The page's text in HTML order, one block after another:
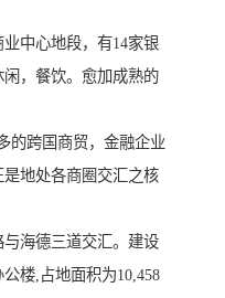
中心地段，有14家银
，餐饮。愈加成熟的
的跨国商贸，金融企业
地处各商圈交汇之核
海德三道交汇。建设
楼,占地面积为10,458